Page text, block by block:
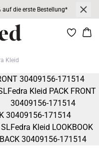
auf die erste Bestellung*
Kleid